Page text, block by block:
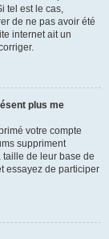
tel est le cas,
de ne pas avoir été
internet ait un
plus me
votre compte
suppriment
de leur base de
essayez de participer